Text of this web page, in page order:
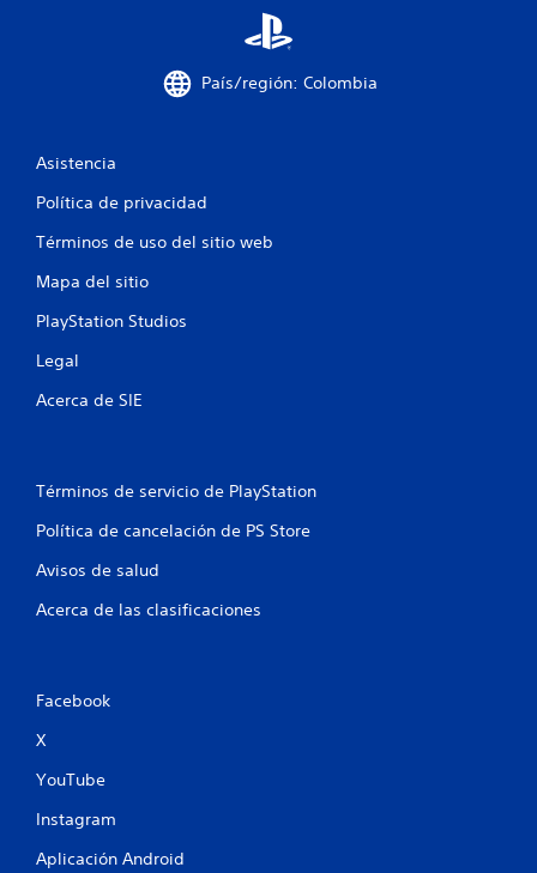
País/región: Colombia
Asistencia
Política de privacidad
Términos de uso del sitio web
Mapa del sitio
PlayStation Studios
Legal
Acerca de SIE
Términos de servicio de PlayStation
Política de cancelación de PS Store
Avisos de salud
Acerca de las clasificaciones
Facebook
X
YouTube
Instagram
Aplicación Android